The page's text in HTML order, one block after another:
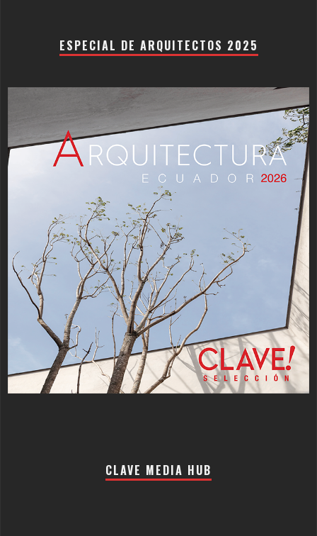
ESPECIAL DE ARQUITECTOS 2025
CLAVE MEDIA HUB